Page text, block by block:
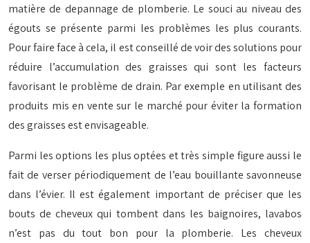
matière de depannage de plomberie. Le souci au niveau des
égouts se présente parmi les problèmes les plus courants.
Pour faire face à cela, il est conseillé de voir des solutions pour
réduire l’accumulation des graisses qui sont les facteurs
favorisant le problème de drain. Par exemple en utilisant des
produits mis en vente sur le marché pour éviter la formation
des graisses est envisageable.
Parmi les options les plus optées et très simple figure aussi le
fait de verser périodiquement de l’eau bouillante savonneuse
dans l’évier. Il est également important de préciser que les
bouts de cheveux qui tombent dans les baignoires, lavabos
n’est pas du tout bon pour la plomberie. Les cheveux